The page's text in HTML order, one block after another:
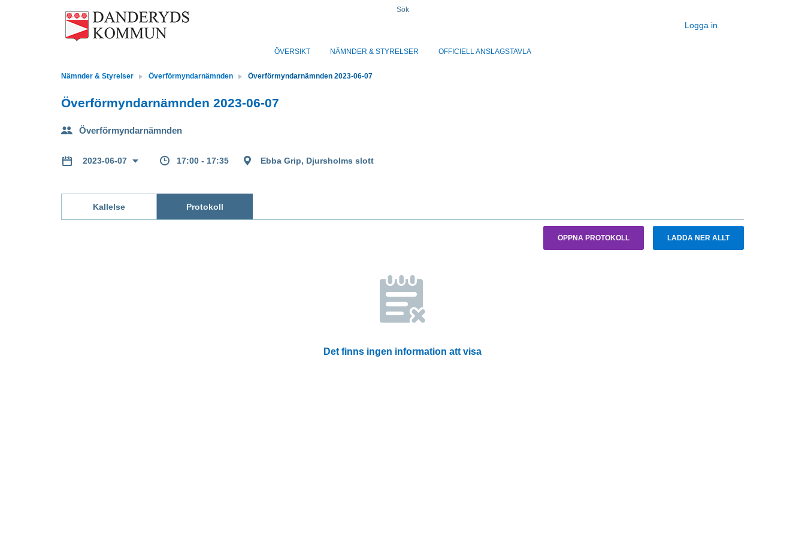
Sök
Logga in
ÖVERSIKT NÄMNDER & STYRELSER OFFICIELL ANSLAGSTAVLA
Nämnder & Styrelser Överförmyndarnämnden Överförmyndarnämnden 2023-06-07
Överförmyndarnämnden 2023-06-07
Överförmyndarnämnden
2023-06-07 17:00 - 17:35 Ebba Grip, Djursholms slott
Kallelse Protokoll
ÖPPNA PROTOKOLL LADDA NER ALLT
Det finns ingen information att visa